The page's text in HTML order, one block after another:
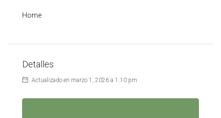
Home
Detalles
Actualizado en marzo 1, 2026 a 1:10 pm